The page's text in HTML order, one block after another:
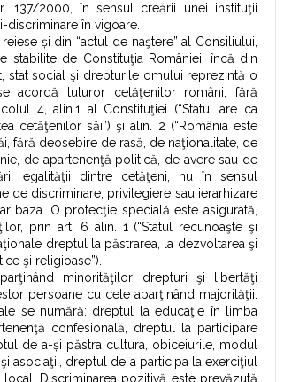
137/2000, în sensul creării unei instituţii
în vigoare.
și din “actul de naştere” al Consiliului,
stabilite de Constituţia României, încă din
stat social şi drepturile omului reprezintă o
acordă tuturor cetăţenilor români, fără
4, alin.1 al Constituţiei (“Statul are ca
cetăţenilor săi”) şi alin. 2 (“România este
fără deosebire de rasă, de naţionalitate, de
de apartenenţă politică, de avere sau de
egalităţii dintre cetăţeni, nu în sensul
de discriminare, privilegiere sau ierarhizare
baza. O protecţie specială este asigurată,
prin art. 6 alin. 1 (“Statul recunoaşte şi
dreptul la păstrarea, la dezvoltarea şi
şi religioase”).
minorităţilor drepturi şi libertăţi
persoane cu cele aparţinând majorităţii.
se numără: dreptul la educaţie în limba
confesională, dreptul la participare
de a-și păstra cultura, obiceiurile, modul
asociaţii, dreptul de a participa la exerciţiul
Discriminarea pozitivă este prevăzută